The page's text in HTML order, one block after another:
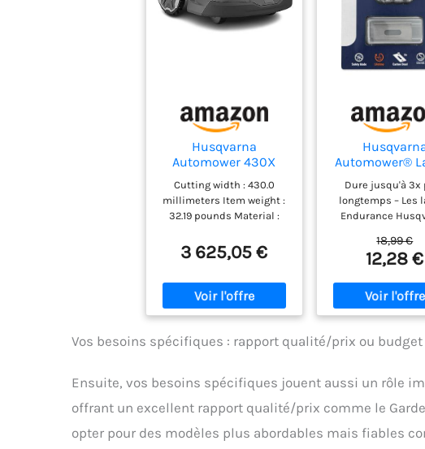
Husqvarna
Automower 430X
Nera
Cutting width : 430.0
millimeters Item weight :
32.19 pounds Material :
type : Alimenté par pile
3 625,05 €
Automower®
Endurance
Dure jusqu'à 3x
longtemps – Les
Endurance
pour durer
fois plus
durables en acier
– Fabriquées en
pour un tranchant
de coupe
préservée – Un
remplacement
des lames
18,99 €
12,28 €
Vos besoins spécifiques : rapport qualité/prix ou
Ensuite, vos besoins spécifiques jouent aussi un rôle
offrant un excellent rapport qualité/prix comme le
opter pour des modèles plus abordables mais fiables